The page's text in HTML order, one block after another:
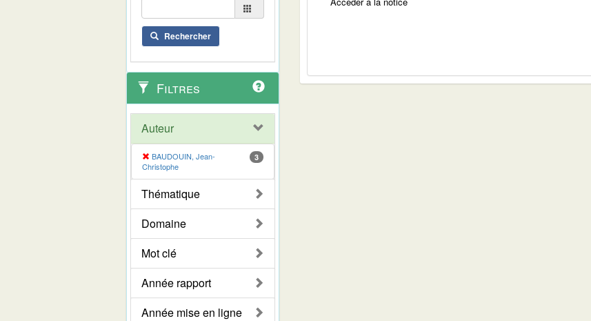
Rechercher
Filtres
Auteur
BAUDOUIN, Jean-
Christophe
3
Thématique
Domaine
Mot clé
Année rapport
Année mise en ligne